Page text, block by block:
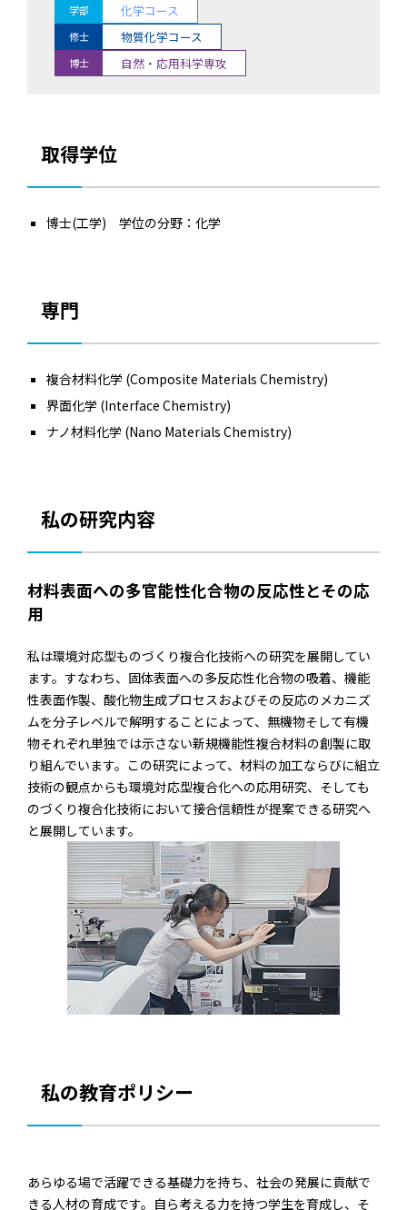
学部 化学コース
修士 物質化学コース
博士 自然・応用科学専攻
取得学位
博士(工学) 学位の分野：化学
専門
複合材料化学 (Composite Materials Chemistry)
界面化学 (Interface Chemistry)
ナノ材料化学 (Nano Materials Chemistry)
私の研究内容
材料表面への多官能性化合物の反応性とその応
用
私は環境対応型ものづくり複合化技術への研究を展開してい
ます。すなわち、固体表面への多反応性化合物の吸着、機能
性表面作製、酸化物生成プロセスおよびその反応のメカニズ
ムを分子レベルで解明することによって、無機物そして有機
物それぞれ単独では示さない新規機能性複合材料の創製に取
り組んでいます。この研究によって、材料の加工ならびに組立
技術の観点からも環境対応型複合化への応用研究、そしても
のづくり複合化技術において接合信頼性が提案できる研究へ
と展開しています。
私の教育ポリシー
あらゆる場で活躍できる基礎力を持ち、社会の発展に貢献で
きる人材の育成です。自ら考える力を持つ学生を育成し、そ